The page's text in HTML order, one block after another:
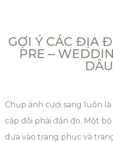
GỢI Ý CÁC ĐỊA
PRE –
Chụp ảnh cưới sang luôn
cặp đôi phải đắn đo. Một
dựa vào trang phục và